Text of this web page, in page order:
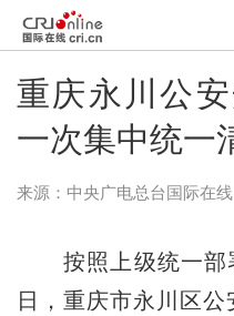
重庆永川公
一次集中统一
来源：中央广电总台国际在线
按照上级统一部
日，重庆市永川区